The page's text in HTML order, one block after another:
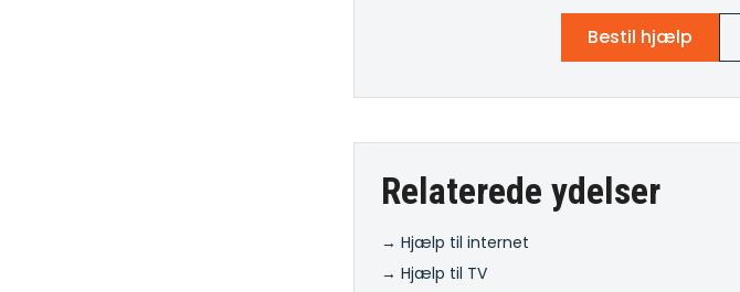
Bestil hjælp
Relaterede ydelser
→ Hjælp til internet
→ Hjælp til TV